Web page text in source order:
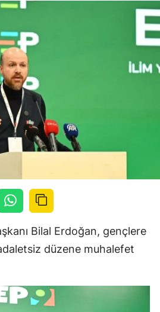
Bilal Erdoğan, gençlere
düzene muhalefet